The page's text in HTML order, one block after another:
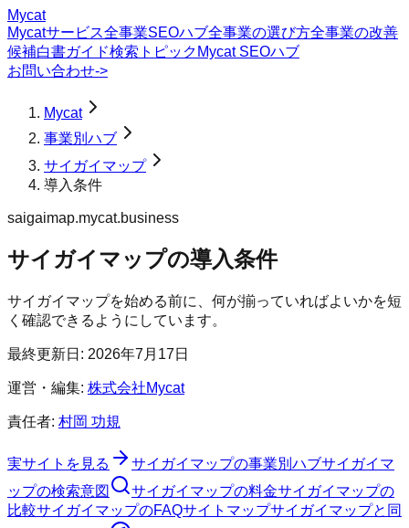
Mycat
Mycatサービス全事業SEOハブ全事業の選び方全事業の改善
候補白書ガイド検索トピック Mycat SEOハブ
お問い合わせ->
Mycat
事業別ハブ
サイガイマップ
導入条件
saigaimap.mycat.business
サイガイマップの導入条件
サイガイマップを始める前に、何が揃っていればよいかを短
く確認できるようにしています。
最終更新日: 2026年7月17日
運営・編集: 株式会社Mycat
責任者: 村岡 功規
実サイトを見る サイガイマップの事業別ハブサイガイマ
ップの検索意図 サイガイマップの料金サイガイマップの
比較サイガイマップのFAQサイトマップサイガイマップと同